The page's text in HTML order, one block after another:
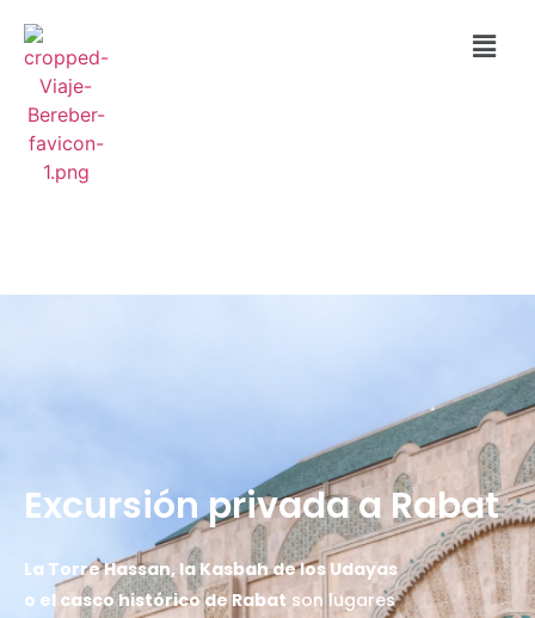
Excursión privada a Rabat
La Torre Hassan, la Kasbah de los Udayas
o el casco histórico de Rabat son lugares